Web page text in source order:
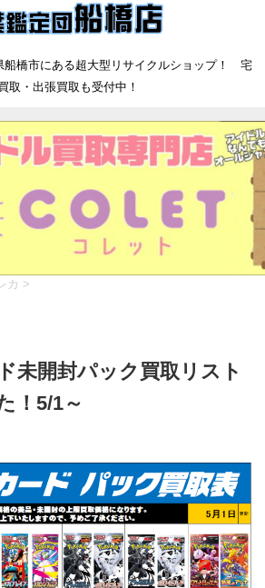
船橋市にある超大型リサイクルショップ！ 宅
取・出張買取も受付中！
カ >
未開封パック買取リスト
！5/1～